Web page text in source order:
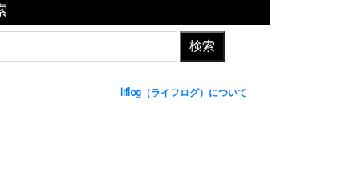
liflog（ライフログ）について